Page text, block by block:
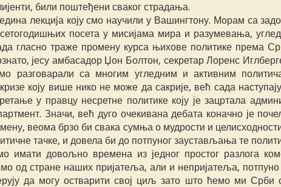
били поштеђени сваког страдања.
лекција коју смо научили у Вашингтону. Морам са
посета у мисијама мира и разумевања,
гласно траже промену курса њихове политике према
јесу амбасадор Џон Болтон, секретар Лоренс
разговарали са многим угледним и активним
коју више нико не може да сакрије, већ сада
у правцу несретне политике коју је зацртала
Значи, већ дуго очекивана дебата коначно је
веома брзо би свака сумња о мудрости и
тачке, и довела би до потпуног заустављања те
имати довољно времена из једног простог разлога
од стране наших пријатеља, али и непријатеља,
да могу остварити свој циљ зато што ћемо ми